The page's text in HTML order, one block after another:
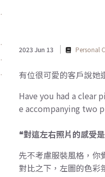
2023 Jun 13 Personal
有位很可愛的客戶說她
Have you had a clear
e accompanying two
❝對這左右照片的感受
先不考慮服裝風格，你
對比之下，左圖的色彩